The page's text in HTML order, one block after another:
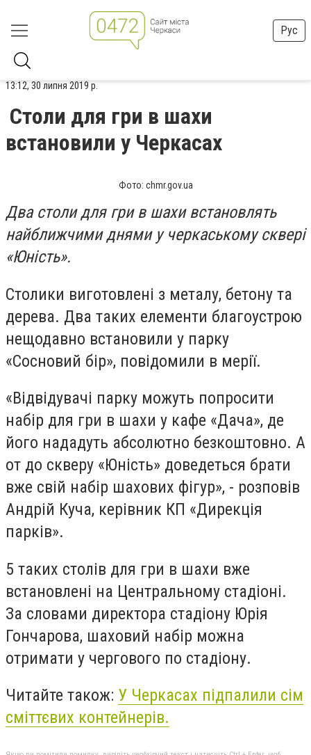
Рус
13:12, 30 липня 2019 р.
Столи для гри в шахи
встановили у Черкасах
Фото: chmr.gov.ua
Два столи для гри в шахи встановлять
найближчими днями у черкаському сквері
«Юність».
Столики виготовлені з металу, бетону та
дерева. Два таких елементи благоустрою
нещодавно встановили у парку
«Сосновий бір», повідомили в мерії.
«Відвідувачі парку можуть попросити
набір для гри в шахи у кафе «Дача», де
його нададуть абсолютно безкоштовно. А
от до скверу «Юність» доведеться брати
вже свій набір шахових фігур», - розповів
Андрій Куча, керівник КП «Дирекція
парків».
5 таких столів для гри в шахи вже
встановлені на Центральному стадіоні.
За словами директора стадіону Юрія
Гончарова, шаховий набір можна
отримати у чергового по стадіону.
Читайте також: У Черкасах підпалили сім
сміттєвих контейнерів.